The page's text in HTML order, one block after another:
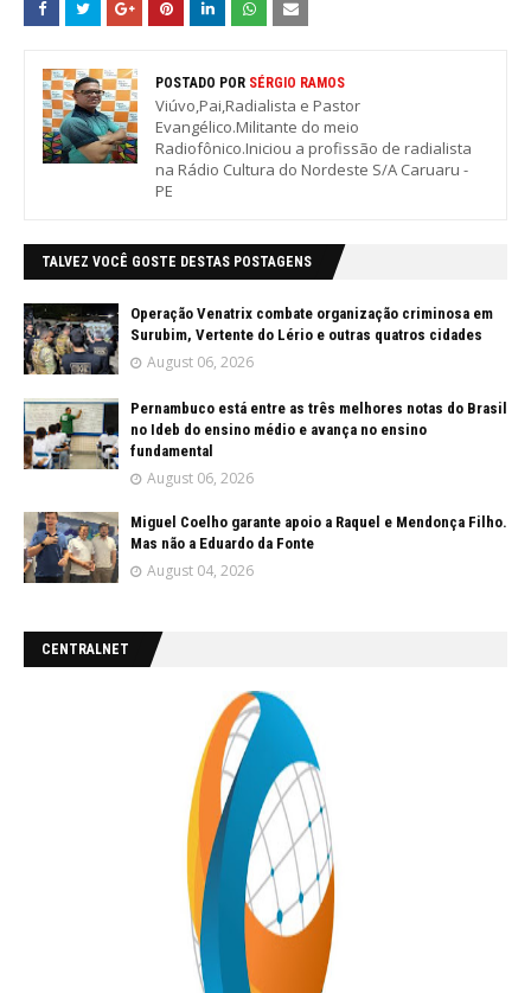
POSTADO POR SÉRGIO RAMOS
Viúvo,Pai,Radialista e Pastor
Evangélico.Militante do meio
Radiofônico.Iniciou a profissão de radialista
na Rádio Cultura do Nordeste S/A Caruaru -
PE
TALVEZ VOCÊ GOSTE DESTAS POSTAGENS
Operação Venatrix combate organização criminosa em
Surubim, Vertente do Lério e outras quatros cidades
August 06, 2026
Pernambuco está entre as três melhores notas do Brasil
no Ideb do ensino médio e avança no ensino
fundamental
August 06, 2026
Miguel Coelho garante apoio a Raquel e Mendonça Filho.
Mas não a Eduardo da Fonte
August 04, 2026
CENTRALNET